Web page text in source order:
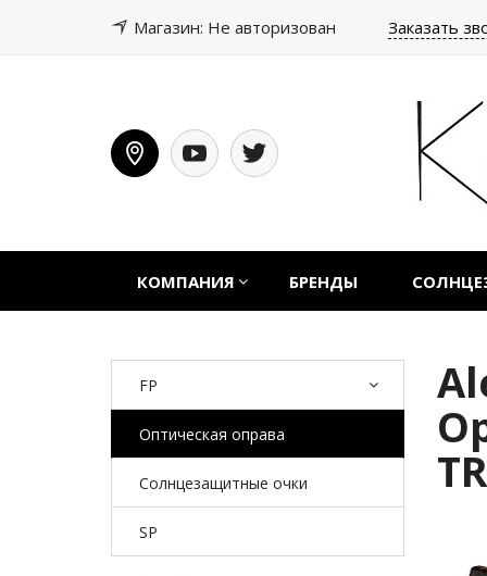
Магазин: Не авторизован Заказать
КОМПАНИЯ БРЕНДЫ
FP
Оптическая оправа
Солнцезащитные очки
SP